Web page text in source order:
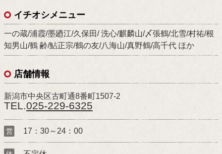
イチオシメニュー
一の蔵/浦霞/墨廼江/久保田/ 洗心/麒麟山/〆張鶴/北雪/村祐/根
知男山/鶴 齢/鮎正宗/鶴の友/八海山/真野鶴/高千代 ほか
店舗情報
新潟市中央区古町通8番町1507-2
TEL.025-229-6325
営 17：30～24：00